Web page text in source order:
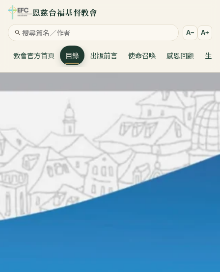
恩慈台福基督教會
教會官方首頁 目錄 出版前言 使命召喚 感恩回顧 生
A− A+